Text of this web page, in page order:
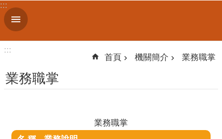
跳到主要內容區塊
進
階
:::
:::
首頁 機關簡介 業務職掌
業務職掌
業務職掌